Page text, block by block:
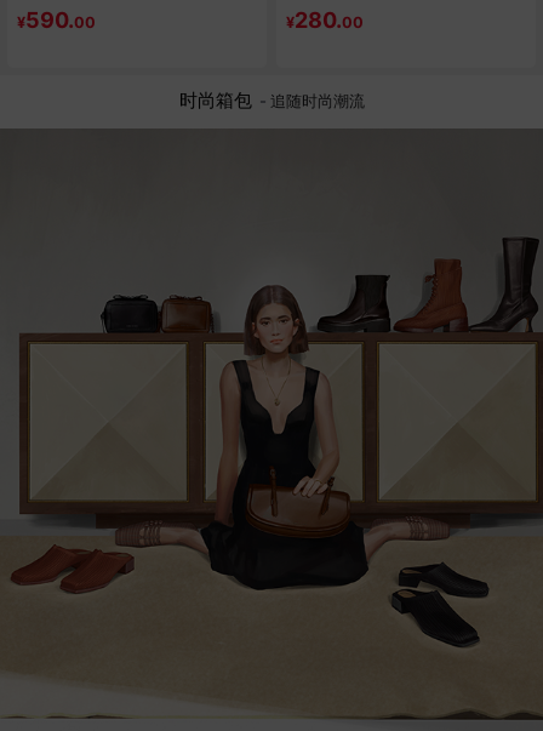
¥590.00 ¥280.00
时尚箱包 - 追随时尚潮流